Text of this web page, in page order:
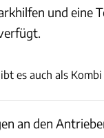
und eine
es auch als
an den